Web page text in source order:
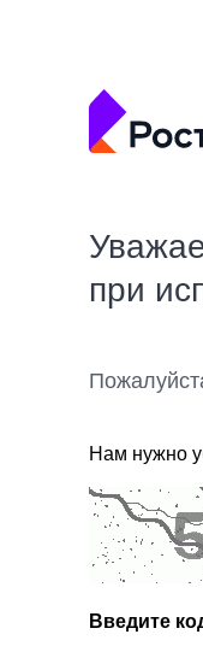
при
Нам нужно
Введите